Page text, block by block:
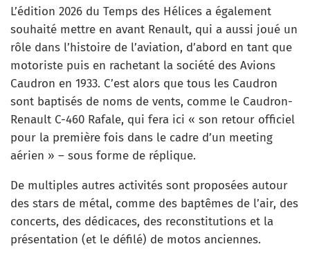
L’édition 2026 du Temps des Hélices a également
souhaité mettre en avant Renault, qui a aussi joué un
rôle dans l’histoire de l’aviation, d’abord en tant que
motoriste puis en rachetant la société des Avions
Caudron en 1933. C’est alors que tous les Caudron
sont baptisés de noms de vents, comme le Caudron-
Renault C-460 Rafale, qui fera ici « son retour officiel
pour la première fois dans le cadre d’un meeting
aérien » – sous forme de réplique.
De multiples autres activités sont proposées autour
des stars de métal, comme des baptêmes de l’air, des
concerts, des dédicaces, des reconstitutions et la
présentation (et le défilé) de motos anciennes.